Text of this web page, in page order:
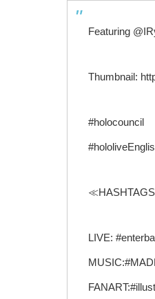
Featuring
Thumbnail:
#holocouncil
LIVE: